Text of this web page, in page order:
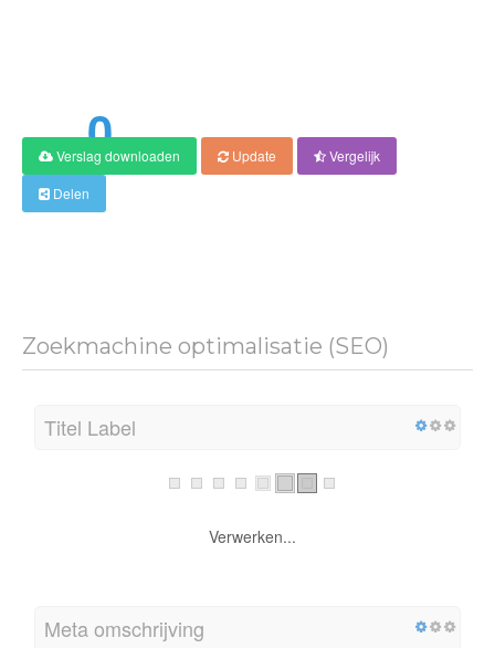
0
Score
Verslag downloaden Update
Vergelijk
Delen
Zoekmachine optimalisatie (SEO)
Titel Label
Verwerken...
Meta omschrijving